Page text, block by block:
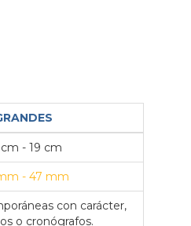
- 19 cm
- 47 mm
con carácter,
o cronógrafos.